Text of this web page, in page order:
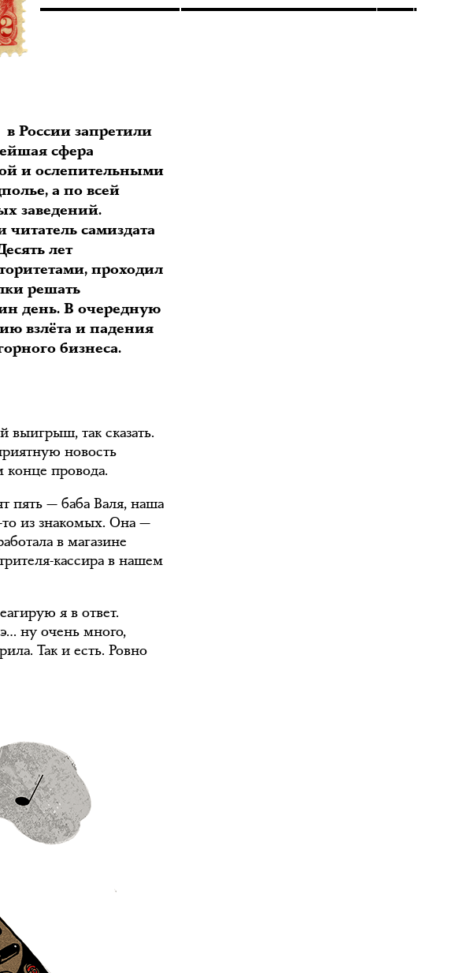
России запретили
сфера
и ослепительными
а по всей
заведений.
самиздата
лет
проходил
решать
день. В очередную
взлёта и падения
бизнеса.
так сказать.
новость
провода.
пять — баба Валя, наша
то из знакомых. Она —
в магазине
кассира в нашем
я в ответ.
ну очень много,
Так и есть. Ровно